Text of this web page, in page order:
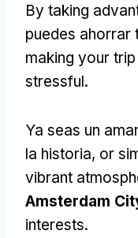
By taking
puedes ahorrar
making your
stressful.
Ya seas un
la historia, or
vibrant
Amsterdam
interests.